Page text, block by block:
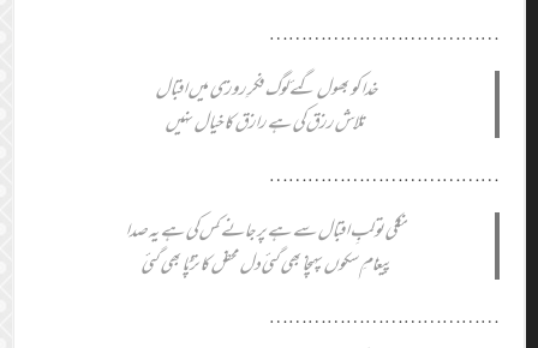
………………………………
خدا کو بھول گئے لوگ فکرِ روزی میں اقبال
تلاش رزق کی ہے رازق کا خیال نہیں
………………………………
نکلی تو لبِ اقبال سے ہے پر جانے کس کی ہے یہ صدا
پیغامِ سکوں پہنچا بھی گئی دل محفل کا تڑپا بھی گئی​
………………………………